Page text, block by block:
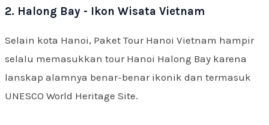
2. Halong Bay - Ikon Wisata Vietnam
Selain kota Hanoi, Paket Tour Hanoi Vietnam hampir
selalu memasukkan tour Hanoi Halong Bay karena
lanskap alamnya benar-benar ikonik dan termasuk
UNESCO World Heritage Site.